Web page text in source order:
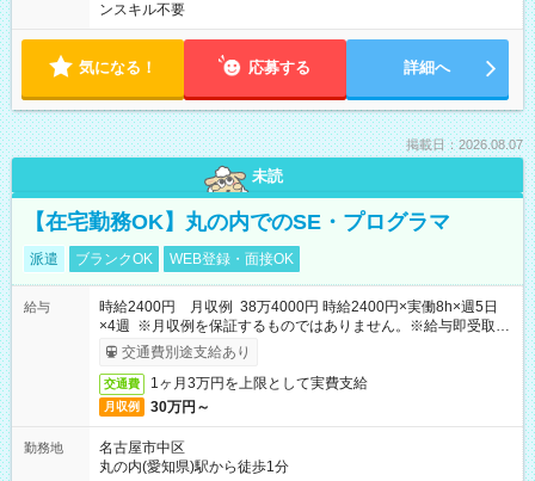
ンスキル不要
気になる！ 応募する 詳細へ
掲載日：2026.08.07
未読
【在宅勤務OK】丸の内でのSE・プログラマ
派遣 ブランクOK WEB登録・面接OK
給与
時給2400円 月収例 38万4000円 時給2400円×実働8h×週5日
×4週 ※月収例を保証するものではありません。※給与即受取り
サービス利用可（利用条件有）
交通費別途支給あり
交通費 1ヶ月3万円を上限として実費支給
月収例 30万円～
勤務地
名古屋市中区
丸の内(愛知県)駅から徒歩1分